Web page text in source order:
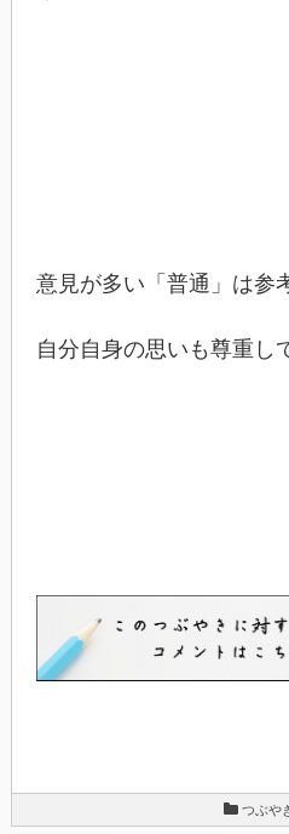
意見が多い「普通」は参
自分自身の思いも尊重し
つぶや